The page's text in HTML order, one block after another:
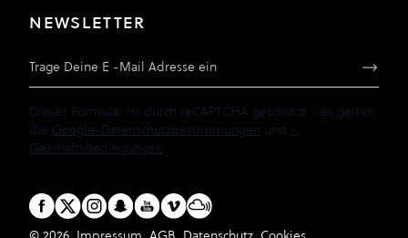
NEWSLETTER
Dieses Formular ist durch reCAPTCHA geschützt - es gelten
die Google-Datenschutzbestimmungen und -
Geschäftsbedingungen.